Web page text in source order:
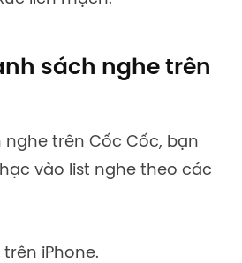
sách nghe trên
trên Cốc Cốc, bạn
vào list nghe theo các
iPhone.